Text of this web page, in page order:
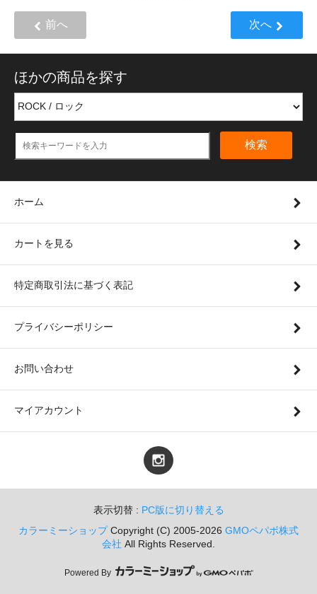
前へ 次へ
ほかの商品を探す
検索
ホーム
カートを見る
特定商取引法に基づく表記
プライバシーポリシー
お問い合わせ
マイアカウント
表示切替 : PC版に切り替える
カラーミーショップCopyright (C) 2005-2026 GMOペパボ株式
会社 All Rights Reserved.
Powered By